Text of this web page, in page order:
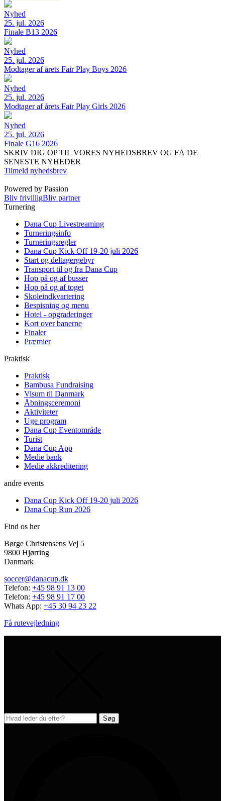
Nyhed
25. jul. 2026
Finale B13 2026
Nyhed
25. jul. 2026
Modtager af årets Fair Play Boys 2026
Nyhed
25. jul. 2026
Modtager af årets Fair Play Girls 2026
Nyhed
25. jul. 2026
Finale G16 2026
SKRIV DIG OP TIL VORES NYHEDSBREV OG FÅ DE
SENESTE NYHEDER
Tilmeld nyhedsbrev
Powered by Passion
Bliv frivilligBliv partner
Turnering
Dana Cup Livestreaming
Turneringsinfo
Turneringsregler
Dana Cup Kick Off 19-20 juli 2026
Start og deltagergebyr
Transport til og fra Dana Cup
Hop på og af busser
Hop på og af toget
Skoleindkvartering
Bespisning og menu
Hotel - opgraderinger
Kort over banerne
Finaler
Præmier
Praktisk
Praktisk
Bambusa Fundraising
Visum til Danmark
Åbningsceremoni
Aktiviteter
Uge program
Dana Cup Eventområde
Turist
Dana Cup App
Medie bank
Medie akkreditering
andre events
Dana Cup Kick Off 19-20 juli 2026
Dana Cup Run 2026
Find os her
Børge Christensens Vej 5
9800 Hjørring
Danmark
soccer@danacup.dk
Telefon: +45 98 91 13 00
Telefon: +45 98 91 17 00
Whats App: +45 30 94 23 22
Få rutevejledning